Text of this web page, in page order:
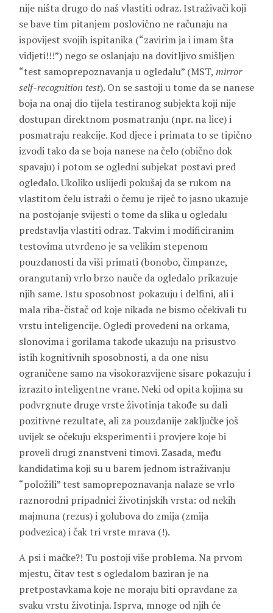
nije ništa drugo do naš vlastiti odraz. Istraživači koji
se bave tim pitanjem poslovično ne računaju na
ispovijest svojih ispitanika (“zavirim ja i imam šta
vidjeti!!!”) nego se oslanjaju na dovitljivo smišljen
“test samoprepoznavanja u ogledalu” (MST, mirror
self-recognition test). On se sastoji u tome da se nanese
boja na onaj dio tijela testiranog subjekta koji nije
dostupan direktnom posmatranju (npr. na lice) i
posmatraju reakcije. Kod djece i primata to se tipično
izvodi tako da se boja nanese na čelo (obično dok
spavaju) i potom se ogledni subjekat postavi pred
ogledalo. Ukoliko uslijedi pokušaj da se rukom na
vlastitom čelu istraži o čemu je riječ to jasno ukazuje
na postojanje svijesti o tome da slika u ogledalu
predstavlja vlastiti odraz. Takvim i modificiranim
testovima utvrđeno je sa velikim stepenom
pouzdanosti da viši primati (bonobo, čimpanze,
orangutani) vrlo brzo nauče da ogledalo prikazuje
njih same. Istu sposobnost pokazuju i delfini, ali i
mala riba-čistač od koje nikada ne bismo očekivali tu
vrstu inteligencije. Ogledi provedeni na orkama,
slonovima i gorilama takođe ukazuju na prisustvo
istih kognitivnih sposobnosti, a da one nisu
ograničene samo na visokorazvijene sisare pokazuju i
izrazito inteligentne vrane. Neki od opita kojima su
podvrgnute druge vrste životinja takođe su dali
pozitivne rezultate, ali za pouzdanije zaključke još
uvijek se očekuju eksperimenti i provjere koje bi
proveli drugi znanstveni timovi. Zasada, među
kandidatima koji su u barem jednom istraživanju
“položili” test samoprepoznavanja nalaze se vrlo
raznorodni pripadnici životinjskih vrsta: od nekih
majmuna (rezus) i golubova do zmija (zmija
podvezica) i čak tri vrste mrava (!).
A psi i mačke?! Tu postoji više problema. Na prvom
mjestu, čitav test s ogledalom baziran je na
pretpostavkama koje ne moraju biti opravdane za
svaku vrstu životinja. Isprva, mnoge od njih će